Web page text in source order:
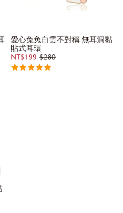
愛心兔兔白雲不對稱 無耳洞黏
貼式耳環
NT$199 $280